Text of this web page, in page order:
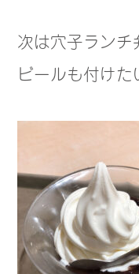
次は穴子ラン
ビールも付けた